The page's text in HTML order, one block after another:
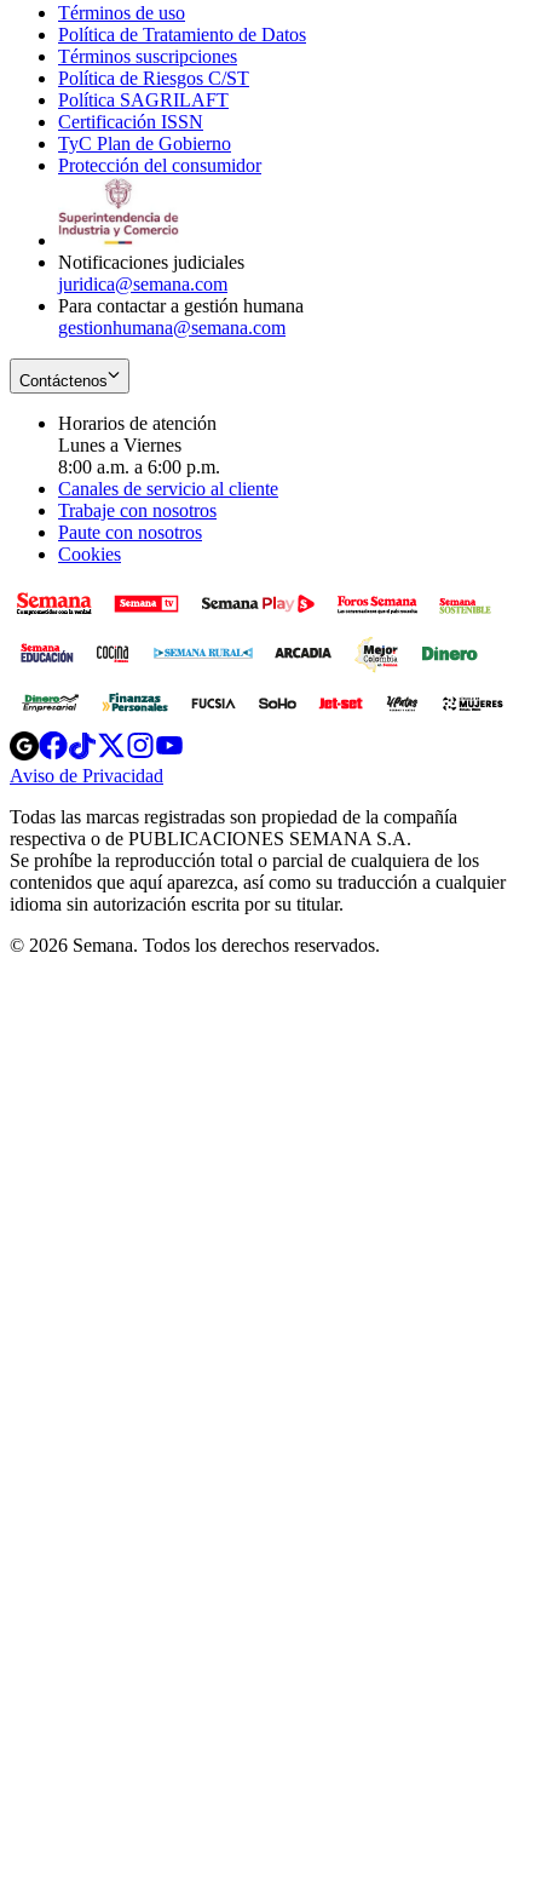
Términos de uso
in
new
window
Política de Tratamiento de Datos
Términos suscripciones
in
Política de Riesgos C/ST
Política SAGRILAFT
new
window
Certificación ISSN
in
new
TyC Plan de Gobierno
in
Protección del consumidorOpens
Notificaciones judiciales
juridica@semana.com
Para contactar a gestión humana
gestionhumana@semana.com
Contáctenos
Horarios de atención
Lunes a Viernes
8:00 a.m. a 6:00 p.m.
Canales de servicio al cliente
Trabaje con nosotros
Paute con nosotros
Cookies
Opens
in
new
Opens
in
new
Opens
in
new
window
Opens
new
windowwindow
Aviso de Privacidad
new
window
Todas las marcas registradas son propiedad de la compañía
respectiva o de PUBLICACIONES SEMANA S.A.
Se prohíbe la reproducción total o parcial de cualquiera de los
contenidos que aquí aparezca, así como su traducción a cualquier
idioma sin autorización escrita por su titular.
© 2026 Semana. Todos los derechos reservados.